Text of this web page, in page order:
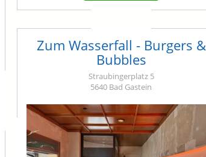
Zum Wasserfall - Burgers &
Bubbles
Straubingerplatz 5
5640 Bad Gastein